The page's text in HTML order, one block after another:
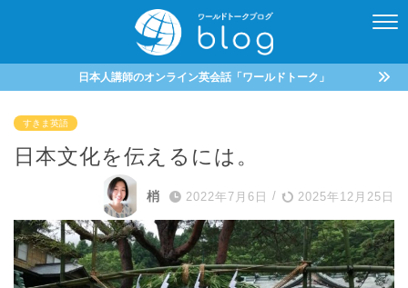
日本人講師のオンライン英会話「ワールドトーク」
すきま英語
日本文化を伝えるには。
梢 2022年7月6日 / 2025年12月25日